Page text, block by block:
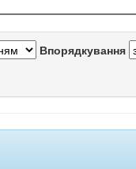
Впорядкування